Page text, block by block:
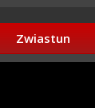
Zwiastun